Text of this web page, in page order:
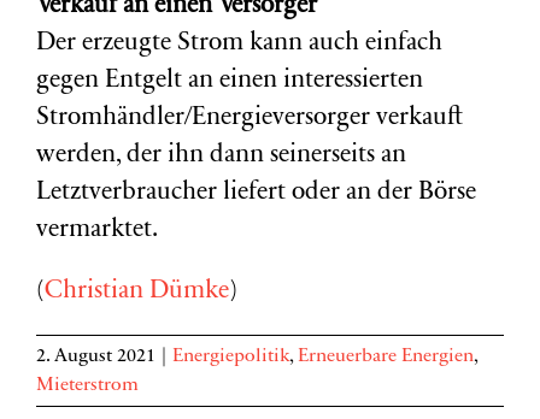
Verkauf an einen Versorger
Der erzeugte Strom kann auch einfach
gegen Entgelt an einen interessierten
Stromhändler/Energieversorger verkauft
werden, der ihn dann seinerseits an
Letztverbraucher liefert oder an der Börse
vermarktet.
(Christian Dümke)
2. August 2021 Energiepolitik, Erneuerbare Energien,
Mieterstrom